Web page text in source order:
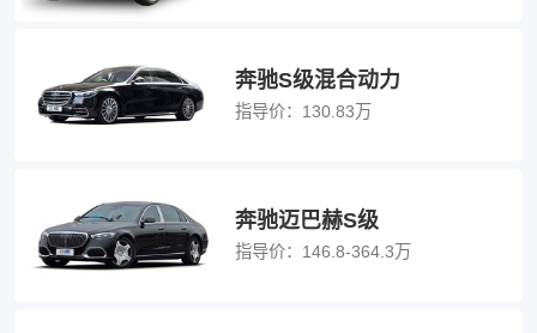
奔驰S级混合动力
指导价： 130.83万
奔驰迈巴赫S级
指导价： 146.8-364.3万